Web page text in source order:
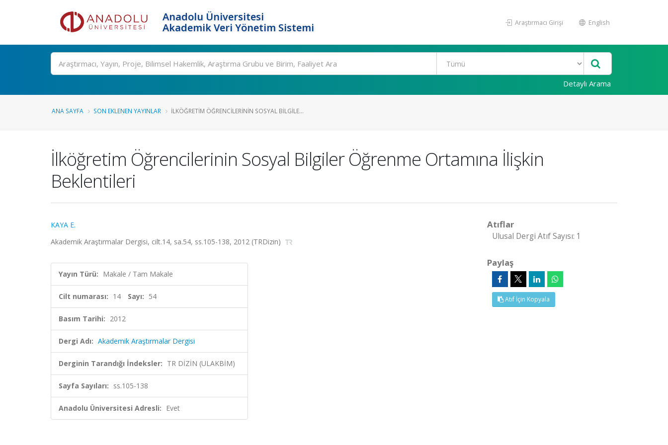
Anadolu Üniversitesi
Akademik Veri Yönetim Sistemi
Araştırmacı Girişi English
Ara
Detaylı Arama
ANA SAYFA SON EKLENEN YAYINLAR İLKÖĞRETIM ÖĞRENCILERININ SOSYAL BILGILE...
İlköğretim Öğrencilerinin Sosyal Bilgiler Öğrenme Ortamına İlişkin
Beklentileri
KAYA E.
Akademik Araştırmalar Dergisi, cilt.14, sa.54, ss.105-138, 2012 (TRDizin)
Yayın Türü: Makale / Tam Makale
Cilt numarası: 14 Sayı: 54
Basım Tarihi: 2012
Dergi Adı: Akademik Araştırmalar Dergisi
Derginin Tarandığı İndeksler: TR DİZİN (ULAKBİM)
Sayfa Sayıları: ss.105-138
Anadolu Üniversitesi Adresli: Evet
Atıflar
Ulusal Dergi Atıf Sayısı: 1
Paylaş
Atıf İçin Kopyala